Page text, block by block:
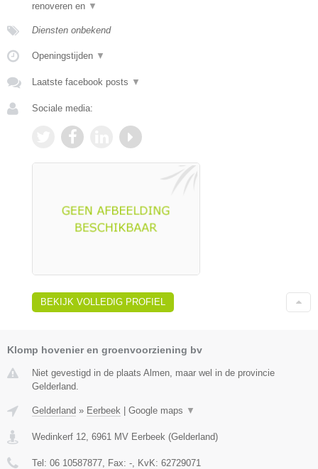
renoveren en ▼
Diensten onbekend
Openingstijden ▼
Laatste facebook posts ▼
Sociale media:
BEKIJK VOLLEDIG PROFIEL
Klomp hovenier en groenvoorziening bv
Niet gevestigd in de plaats Almen, maar wel in de provincie
Gelderland.
Gelderland » Eerbeek Google maps ▼
Wedinkerf 12 6961 MV Eerbeek (Gelderland)
Tel: 06 10587877 , Fax: - , KvK: 62729071